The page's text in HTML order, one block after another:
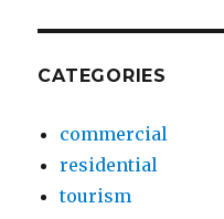
CATEGORIES
commercial
residential
tourism